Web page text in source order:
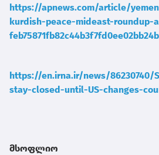
https://apnews.com/article/
kurdish-peace-mideast-roundup-
https://en.irna.ir/news/
stay-closed-until-US-changes-
მსოფლიო